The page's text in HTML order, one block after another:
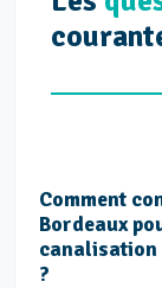
Comment
Bordeaux
canalisation
?